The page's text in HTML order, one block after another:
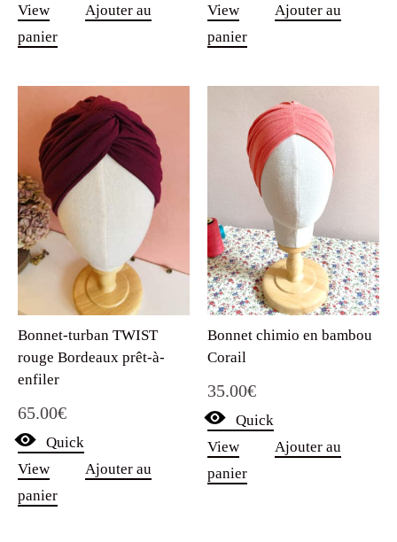
View
Ajouter au
panier
initialactuel
View
Ajouter au
panier
Bonnet-turban TWIST
rouge Bordeaux prêt-à-
enfiler
65.00€
Quick
View
Ajouter au
panier
Bonnet chimio en bambou
Corail
35.00€
Quick
View
Ajouter au
panier